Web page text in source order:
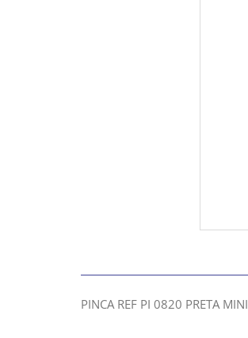
PINCA REF PI 0820 PRETA MINI